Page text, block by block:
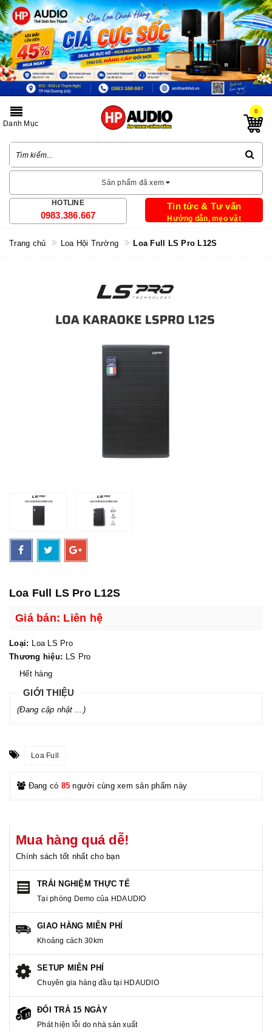
0
Danh Mục
Sản phẩm đã xem
HOTLINE
0983.386.667
Tin tức & Tư vấn
Hướng dẫn, mẹo vặt
Trang chủ Loa Hội Trường Loa Full LS Pro L12S
Loa Full LS Pro L12S
Giá bán: Liên hệ
Loại:
Loa LS Pro
Thương hiệu:
LS Pro
Hết hàng
GIỚI THIỆU
(Đang cập nhật ...)
Loa Full
Đang có 85 người cùng xem sản phẩm này
Mua hàng quá dễ!
Chính sách tốt nhất cho bạn
TRẢI NGHIỆM THỰC TẾ
Tại phòng Demo của HDAUDIO
GIAO HÀNG MIỄN PHÍ
Khoảng cách 30km
SETUP MIỄN PHÍ
Chuyên gia hàng đầu tại HDAUDIO
ĐỔI TRẢ 15 NGÀY
Phát hiện lỗi do nhà sản xuất